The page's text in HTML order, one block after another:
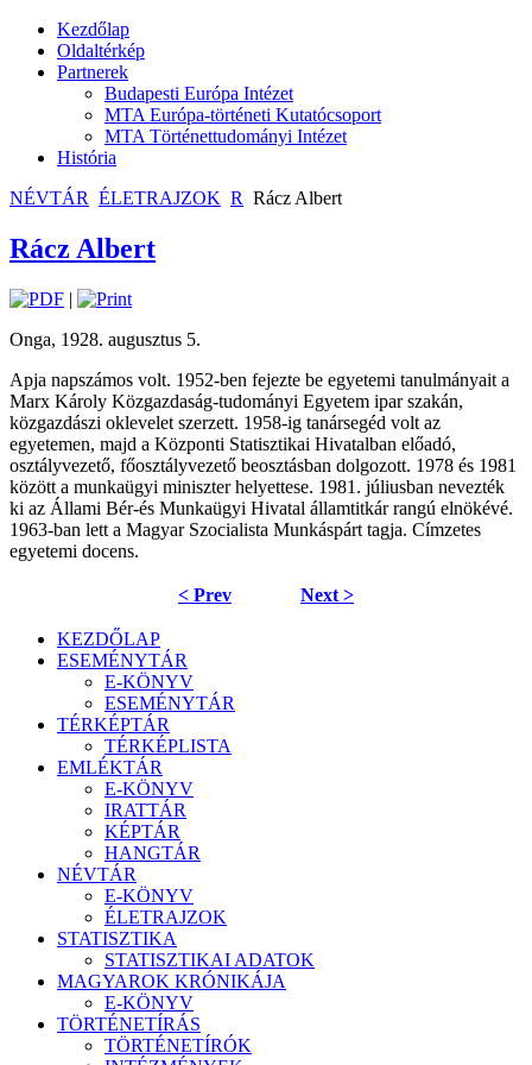
Kezdőlap
Oldaltérkép
Partnerek
Budapesti Európa Intézet
MTA Európa-történeti Kutatócsoport
MTA Történettudományi Intézet
História
NÉVTÁR ÉLETRAJZOK R Rácz Albert
Rácz Albert
|
Onga, 1928. augusztus 5.
Apja napszámos volt. 1952-ben fejezte be egyetemi tanulmányait a
Marx Károly Közgazdaság-tudományi Egyetem ipar szakán,
közgazdászi oklevelet szerzett. 1958-ig tanársegéd volt az
egyetemen, majd a Központi Statisztikai Hivatalban előadó,
osztályvezető, főosztályvezető beosztásban dolgozott. 1978 és 1981
között a munkaügyi miniszter helyettese. 1981. júliusban nevezték
ki az Állami Bér-és Munkaügyi Hivatal államtitkár rangú elnökévé.
1963-ban lett a Magyar Szocialista Munkáspárt tagja. Címzetes
egyetemi docens.
< Prev Next >
KEZDŐLAP
ESEMÉNYTÁR
E-KÖNYV
ESEMÉNYTÁR
TÉRKÉPTÁR
TÉRKÉPLISTA
EMLÉKTÁR
E-KÖNYV
IRATTÁR
KÉPTÁR
HANGTÁR
NÉVTÁR
E-KÖNYV
ÉLETRAJZOK
STATISZTIKA
STATISZTIKAI ADATOK
MAGYAROK KRÓNIKÁJA
E-KÖNYV
TÖRTÉNETÍRÁS
TÖRTÉNETÍRÓK